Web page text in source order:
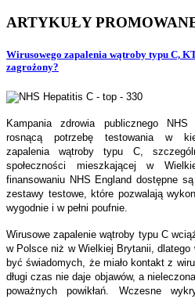
ARTYKUŁY
Wirusowego zapalenia wątroby typu C,
zagrożony?
Kampania zdrowia publicznego
rosnącą potrzebę testowania w
zapalenia wątroby typu C,
społeczności mieszkającej w
finansowaniu NHS England dostępne są
zestawy testowe, które pozwalają
wygodnie i w pełni poufnie.
Wirusowe zapalenie wątroby typu C
w Polsce niż w Wielkiej Brytanii, dlatego
być świadomych, że miało kontakt z
długi czas nie daje objawów, a
poważnych powikłań. Wczesne